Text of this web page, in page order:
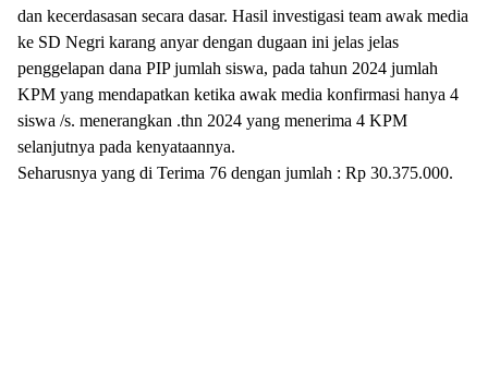
dan kecerdasasan secara dasar. Hasil investigasi team awak media
ke SD Negri karang anyar dengan dugaan ini jelas jelas
penggelapan dana PIP jumlah siswa, pada tahun 2024 jumlah
KPM yang mendapatkan ketika awak media konfirmasi hanya 4
siswa /s. menerangkan .thn 2024 yang menerima 4 KPM
selanjutnya pada kenyataannya.
Seharusnya yang di Terima 76 dengan jumlah : Rp 30.375.000.